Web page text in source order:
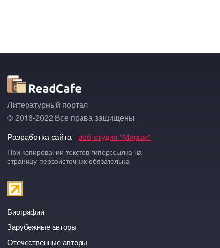
Литературный портал
© 2016-2022 Все права защищены
Разработка сайта - веб-студия "Мираж"
При копировании текстов гиперссылка на
страницу-первоисточник обязательна
Биографии
Зарубежные авторы
Отечественные авторы